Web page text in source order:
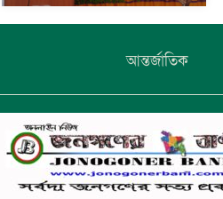
আন্তর্জাতিক